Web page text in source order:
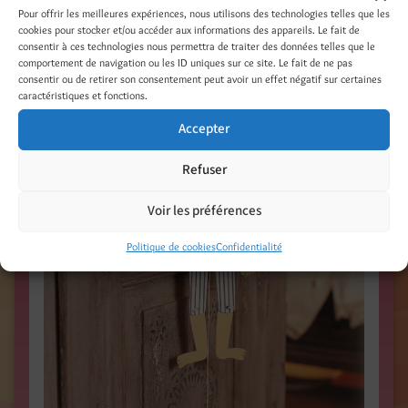
Pour offrir les meilleures expériences, nous utilisons des technologies telles que les
cookies pour stocker et/ou accéder aux informations des appareils. Le fait de
consentir à ces technologies nous permettra de traiter des données telles que le
comportement de navigation ou les ID uniques sur ce site. Le fait de ne pas
consentir ou de retirer son consentement peut avoir un effet négatif sur certaines
caractéristiques et fonctions.
Accepter
Refuser
Voir les préférences
Politique de cookiesConfidentialité
Carton – collage /Photo Xavier Scheinkmann/
www.editionsouestfrance.eu/